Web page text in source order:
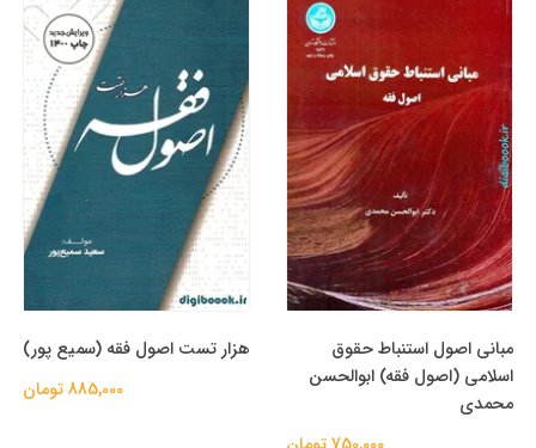
مبانی اصول استنباط حقوق
اسلامی (اصول فقه) ابوالحسن
محمدی
هزار تست اصول فقه (سمیع پور)
885,000 تومان